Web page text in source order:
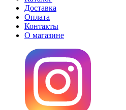
Доставка
Оплата
Контакты
О магазине